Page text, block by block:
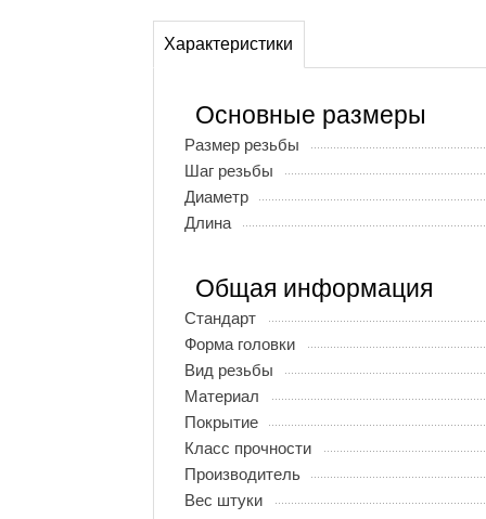
Характеристики
Основные размеры
Размер резьбы
Шаг резьбы
Диаметр
Длина
Общая информация
Стандарт
Форма головки
Вид резьбы
Материал
Покрытие
Класс прочности
Производитель
Вес штуки